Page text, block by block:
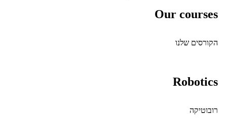
Our courses
הקורסים שלנו
Robotics
רובוטיקה